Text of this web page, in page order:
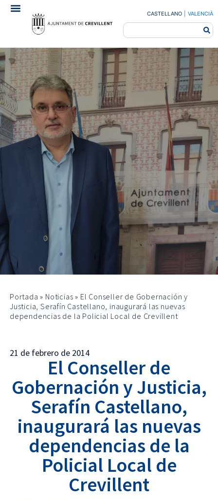
CASTELLANO VALENCIÀ
Portada » Noticias » El Conseller de Gobernación y
Justicia, Serafín Castellano, inaugurará las nuevas
dependencias de la Policial Local de Crevillent
21 de febrero de 2014
El Conseller de
Gobernación y Justicia,
Serafín Castellano,
inaugurará las nuevas
dependencias de la
Policial Local de
Crevillent